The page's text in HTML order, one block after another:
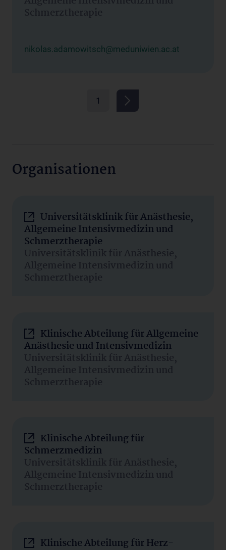
Schmerztherapie
nikolas.adamowitsch@meduniwien.ac.at
1
Organisationen
Universitätsklinik für Anästhesie,
Allgemeine Intensivmedizin und
Schmerztherapie
Universitätsklinik für Anästhesie,
Allgemeine Intensivmedizin und
Schmerztherapie
Klinische Abteilung für Allgemeine
Anästhesie und Intensivmedizin
Universitätsklinik für Anästhesie,
Allgemeine Intensivmedizin und
Schmerztherapie
Klinische Abteilung für
Schmerzmedizin
Universitätsklinik für Anästhesie,
Allgemeine Intensivmedizin und
Schmerztherapie
Klinische Abteilung für Herz-